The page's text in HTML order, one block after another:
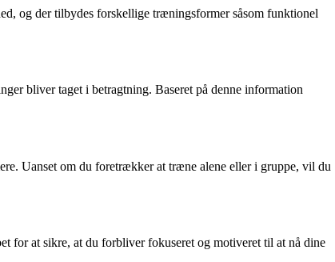
og der tilbydes forskellige træningsformer såsom funktionel
bliver taget i betragtning. Baseret på denne information
Uanset om du foretrækker at træne alene eller i gruppe, vil du
for at sikre, at du forbliver fokuseret og motiveret til at nå dine